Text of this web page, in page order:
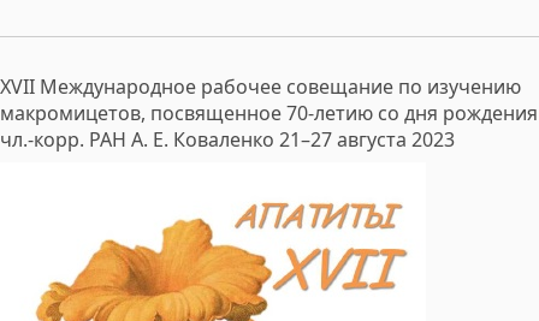
XVII Международное рабочее совещание по изучению
макромицетов, посвященное 70-летию со дня рождения
чл.-корр. РАН А. Е. Коваленко 21–27 августа 2023